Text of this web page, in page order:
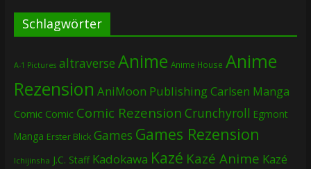
Schlagwörter
A-1 Pictures altraverse Anime Anime House Anime
Rezension AniMoon PublishingCarlsen Manga
Comic Comic Comic Rezension Crunchyroll Egmont
Manga Erster Blick Games Games Rezension
Ichijinsha J.C. Staff Kadokawa Kazé Kazé Anime Kazé